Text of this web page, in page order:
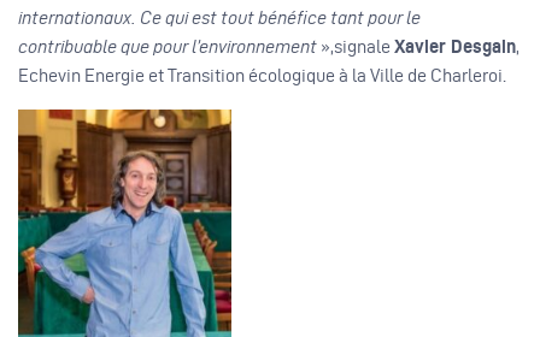
internationaux. Ce qui est tout bénéfice tant pour le
contribuable que pour l’environnement »,signale Xavier Desgain,
Echevin Energie et Transition écologique à la Ville de Charleroi.